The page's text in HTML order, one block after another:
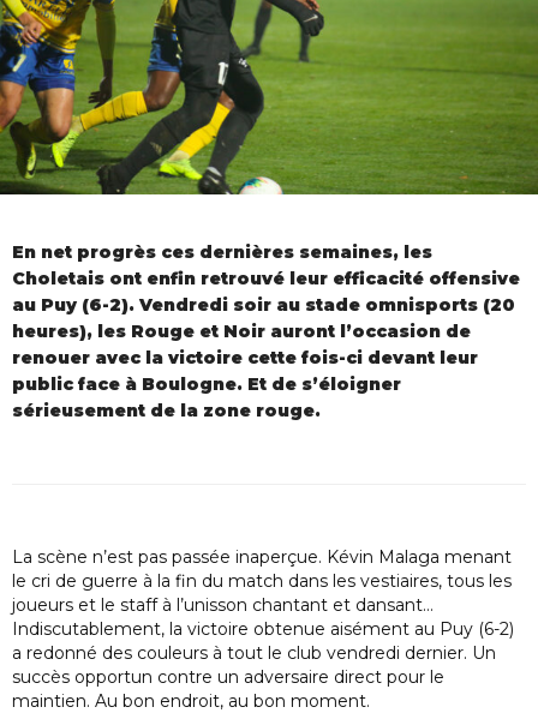
En net progrès ces dernières semaines, les
Choletais ont enfin retrouvé leur efficacité offensive
au Puy (6-2). Vendredi soir au stade omnisports (20
heures), les Rouge et Noir auront l’occasion de
renouer avec la victoire cette fois-ci devant leur
public face à Boulogne. Et de s’éloigner
sérieusement de la zone rouge.
La scène n’est pas passée inaperçue. Kévin Malaga menant
le cri de guerre à la fin du match dans les vestiaires, tous les
joueurs et le staff à l’unisson chantant et dansant…
Indiscutablement, la victoire obtenue aisément au Puy (6-2)
a redonné des couleurs à tout le club vendredi dernier. Un
succès opportun contre un adversaire direct pour le
maintien. Au bon endroit, au bon moment.